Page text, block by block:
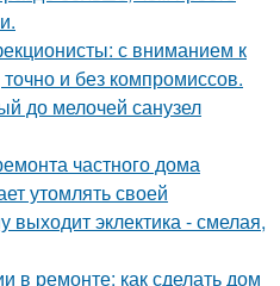
с вниманием к
и без компромиссов.
до мелочей санузел
частного дома
утомлять своей
выходит эклектика - смелая,
в ремонте: как сделать дом